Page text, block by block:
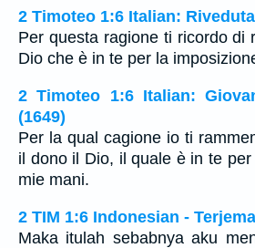
2 Timoteo 1:6 Italian:
Per questa ragione ti ricordo di
Dio che è in te per la
2 Timoteo 1:6 Italian:
(1649)
Per la qual cagione io ti
il dono il Dio, il quale è in te per
mie mani.
2 TIM 1:6 Indonesian -
Maka itulah sebabnya aku